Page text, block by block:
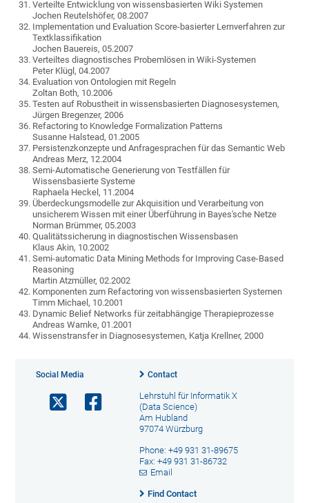
Verteilte Entwicklung von wissensbasierten Wiki Systemen
Jochen Reutelshöfer, 08.2007
Implementation und Evaluation Score-basierter Lernverfahren zur
Textklassifikation
Jochen Bauereis, 05.2007
Verteiltes diagnostisches Probemlösen in Wiki-Systemen
Peter Klügl, 04.2007
Evaluation von Ontologien mit Regeln
Zoltan Both, 10.2006
Testen auf Robustheit in wissensbasierten Diagnosesystemen,
Jürgen Bregenzer, 2006
Refactoring to Knowledge Formalization Patterns
Susanne Halstead, 01.2005
Persistenzkonzepte und Anfragesprachen für das Semantic Web
Andreas Merz, 12.2004
Semi-Automatische Generierung von Testfällen für
Wissensbasierte Systeme
Raphaela Heckel, 11.2004
Überdeckungsmodelle zur Akquisition und Verarbeitung von
unsicherem Wissen mit einer Überführung in Bayes'sche Netze
Norman Brümmer, 05.2003
Qualitätssicherung in diagnostischen Wissensbasen
Klaus Akin, 10.2002
Semi-automatic Data Mining Methods for Improving Case-Based
Reasoning
Martin Atzmüller, 02.2002
Komponenten zum Refactoring von wissensbasierten Systemen
Timm Michael, 10.2001
Dynamic Belief Networks für zeitabhängige Therapieprozesse
Andreas Warnke, 01.2001
Wissenstransfer in Diagnosesystemen, Katja Krellner, 2000
Social Media Contact
Lehrstuhl für Informatik X
(Data Science)
Am Hubland
97074 Würzburg
Phone: +49 931 31-89675
Fax: +49 931 31-86732
Email
Find Contact